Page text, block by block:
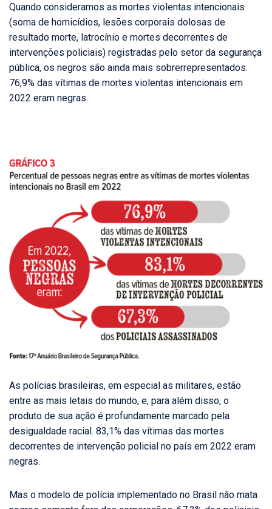
Quando consideramos as mortes violentas intencionais
(soma de homicídios, lesões corporais dolosas de
resultado morte, latrocínio e mortes decorrentes de
intervenções policiais) registradas pelo setor da segurança
pública, os negros são ainda mais sobrerrepresentados.
76,9% das vítimas de mortes violentas intencionais em
2022 eram negras.
As polícias brasileiras, em especial as militares, estão
entre as mais letais do mundo, e, para além disso, o
produto de sua ação é profundamente marcado pela
desigualdade racial. 83,1% das vítimas das mortes
decorrentes de intervenção policial no país em 2022 eram
negras.
Mas o modelo de polícia implementado no Brasil não mata